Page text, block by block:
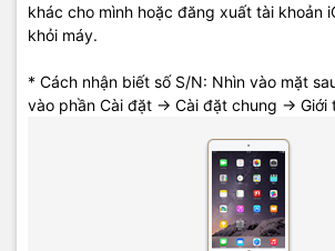
khác cho mình hoặc đăng xuất tài khoản
khỏi máy.
* Cách nhận biết số S/N: Nhìn vào mặt
vào phần Cài đặt -> Cài đặt chung -> Giới